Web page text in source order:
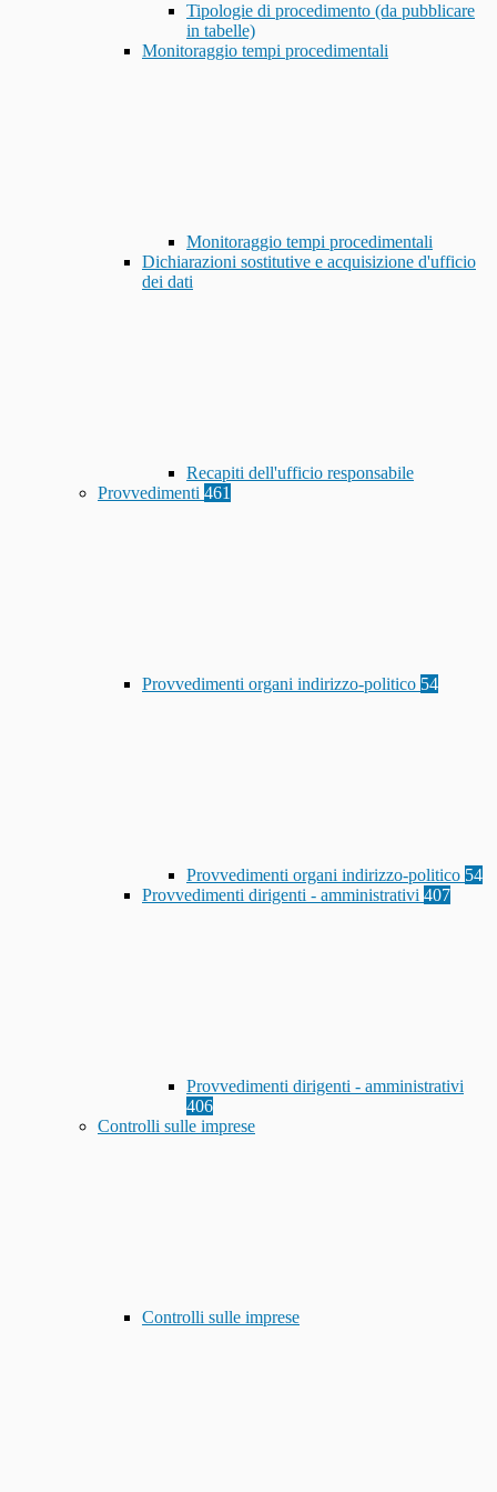
Tipologie di procedimento (da pubblicare
in tabelle)
Monitoraggio tempi procedimentali
Monitoraggio tempi procedimentali
Dichiarazioni sostitutive e acquisizione d'ufficio
dei dati
Recapiti dell'ufficio responsabile
Provvedimenti 461
Provvedimenti organi indirizzo-politico 54
Provvedimenti organi indirizzo-politico 54
Provvedimenti dirigenti - amministrativi 407
Provvedimenti dirigenti - amministrativi
406
Controlli sulle imprese
Controlli sulle imprese